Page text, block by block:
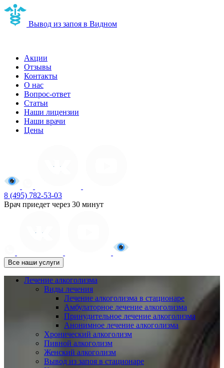
Вывод из запоя в Видном
Акции
Отзывы
Контакты
О нас
Вопрос-ответ
Статьи
Наши лицензии
Наши врачи
Цены
8 (495) 782-53-03
Врач приедет через 30 минут
Все наши услуги
Лечение алкоголизма
Виды лечения
Лечение алкоголизма в стационаре
Амбулаторное лечение алкоголизма
Принудительное лечение алкоголизма
Анонимное лечение алкоголизма
Хронический алкоголизм
Пивной алкоголизм
Женский алкоголизм
Вывод из запоя в стационаре